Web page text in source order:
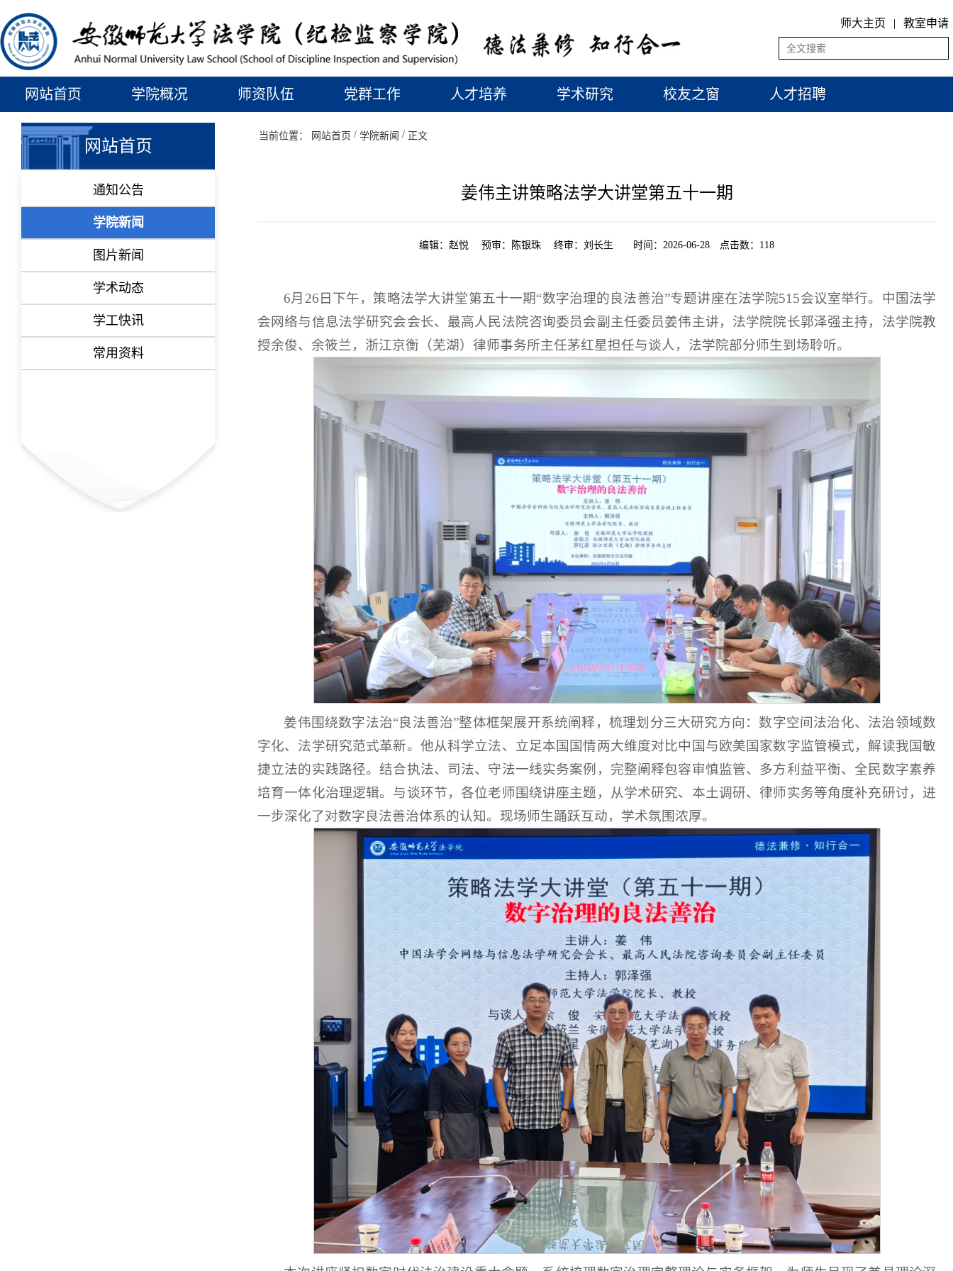
师大主页 | 教室申请
网站首页 学院概况 师资队伍 党群工作 人才培养 学术研究 校友之窗 人才招聘
网站首页
通知公告
学院新闻
图片新闻
学术动态
学工快讯
常用资料
当前位置： 网站首页 / 学院新闻 / 正文
姜伟主讲策略法学大讲堂第五十一期
编辑：赵悦 预审：陈银珠 终审：刘长生 时间：2026-06-28 点击数： 118
6月26日下午，策略法学大讲堂第五十一期“数字治理的良法善治”专题讲座在法学院515会议室举行。中国法学
会网络与信息法学研究会会长、最高人民法院咨询委员会副主任委员姜伟主讲，法学院院长郭泽强主持，法学院教
授余俊、余筱兰，浙江京衡（芜湖）律师事务所主任茅红星担任与谈人，法学院部分师生到场聆听。
姜伟围绕数字法治“良法善治”整体框架展开系统阐释，梳理划分三大研究方向：数字空间法治化、法治领域数
字化、法学研究范式革新。他从科学立法、立足本国国情两大维度对比中国与欧美国家数字监管模式，解读我国敏
捷立法的实践路径。结合执法、司法、守法一线实务案例，完整阐释包容审慎监管、多方利益平衡、全民数字素养
培育一体化治理逻辑。与谈环节，各位老师围绕讲座主题，从学术研究、本土调研、律师实务等角度补充研讨，进
一步深化了对数字良法善治体系的认知。现场师生踊跃互动，学术氛围浓厚。